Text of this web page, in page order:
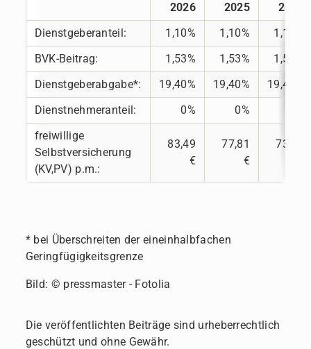
2026 2025
2024
Dienstgeberanteil:
1,10% 1,10%
1,10%
BVK-Beitrag:
1,53% 1,53%
1,53%
Dienstgeberabgabe*:
19,40% 19,40%
19,40%
Dienstnehmeranteil:
0% 0%
freiwillige
Selbstversicherung
(KV,PV) p.m.:
83,49
€
77,81
€
73,20
* bei Überschreiten der eineinhalbfachen
Geringfügigkeitsgrenze
Bild: © pressmaster - Fotolia
Die veröffentlichten Beiträge sind urheberrechtlich
geschützt und ohne Gewähr.